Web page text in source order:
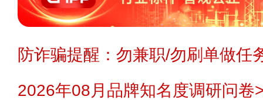
防诈骗提醒：勿兼职/勿刷单做任
2026年08月品牌知名度调研问卷